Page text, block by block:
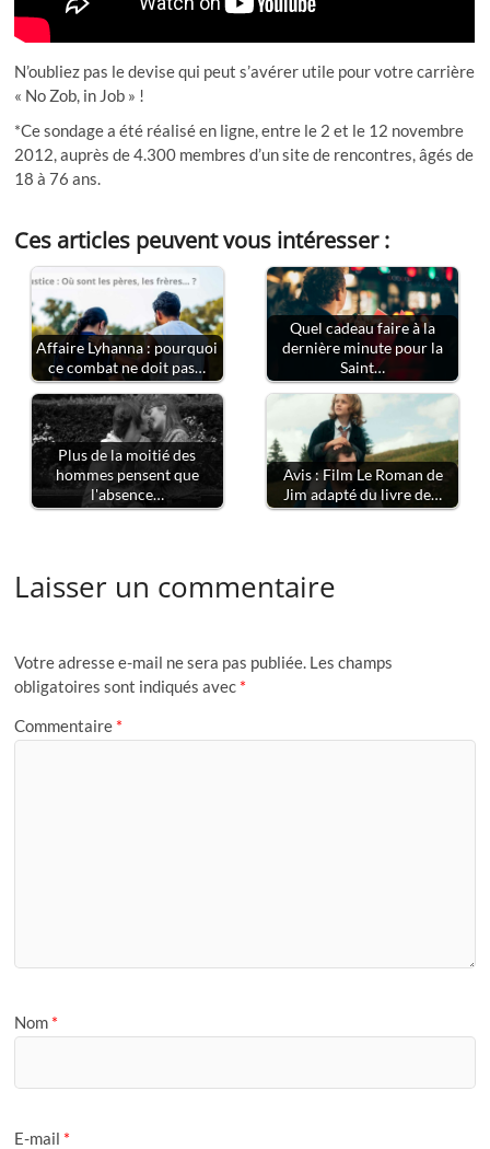
N’oubliez pas le devise qui peut s’avérer utile pour votre carrière
« No Zob, in Job » !
*Ce sondage a été réalisé en ligne, entre le 2 et le 12 novembre
2012, auprès de 4.300 membres d’un site de rencontres, âgés de
18 à 76 ans.
Ces articles peuvent vous intéresser :
Affaire Lyhanna : pourquoi
ce combat ne doit pas…
Quel cadeau faire à la
dernière minute pour la
Saint…
Plus de la moitié des
hommes pensent que
l'absence…
Avis : Film Le Roman de
Jim adapté du livre de…
Laisser un commentaire
Votre adresse e-mail ne sera pas publiée. Les champs
obligatoires sont indiqués avec *
Commentaire *
Nom *
E-mail *